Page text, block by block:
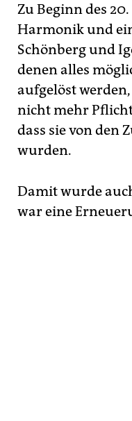
Zu Beginn des
Harmonik und
Schönberg und
denen alles
aufgelöst
nicht mehr
dass sie von den
wurden.
Damit wurde
war eine